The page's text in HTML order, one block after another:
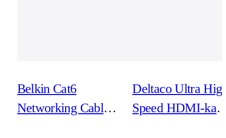
Belkin Cat6
Networking Cable
Deltaco Ultra
Speed HDMI-